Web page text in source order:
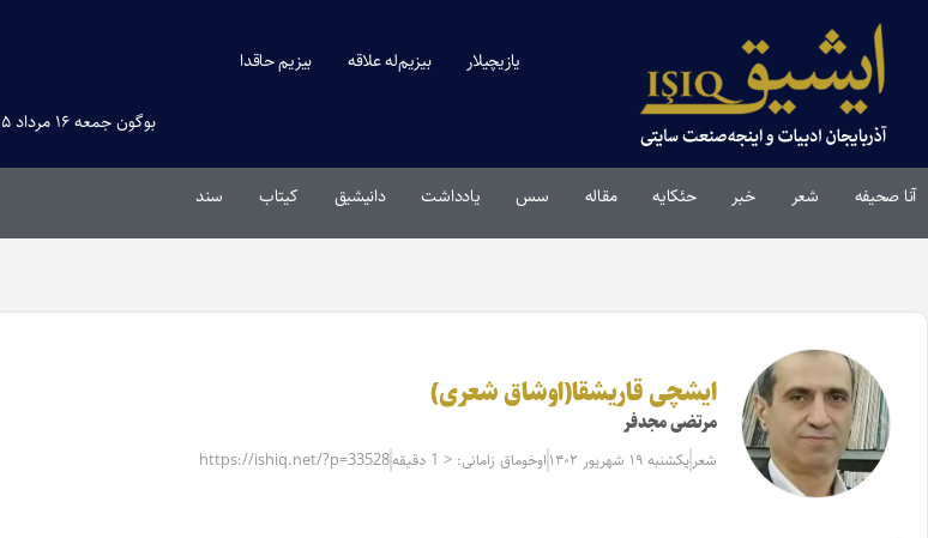
یازیچیلار بیزیم‌له علاقه بیزیم حاقدا
بوگون جمعه ۱۶ مرداد ۱۴۰۵
آنا صحیفه شعر خبر حئکایه مقاله‌ سس یادداشت دانیشیق کیتاب سند
ایشچی قاریشقا(اوشاق شعری)
مرتضی مجدفر
شعر یکشنبه ۱۹ شهریور ۱۴۰۲ اوخوماق زامانی: < 1 دقیقه https://ishiq.net/?p=33528